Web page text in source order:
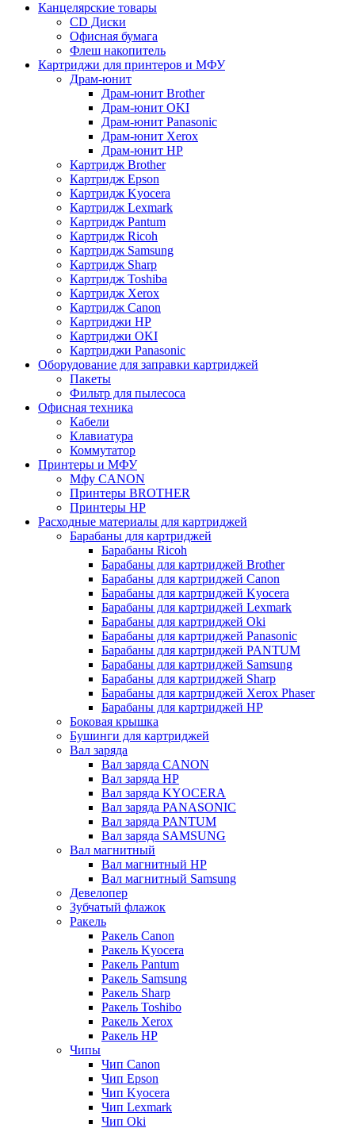
Канцелярские товары
CD Диски
Офисная бумага
Флеш накопитель
Картриджи для принтеров и МФУ
Драм-юнит
Драм-юнит Brother
Драм-юнит OKI
Драм-юнит Panasonic
Драм-юнит Xerox
Драм-юнит НР
Картридж Brother
Картридж Epson
Картридж Kyocera
Картридж Lexmark
Картридж Pantum
Картридж Ricoh
Картридж Samsung
Картридж Sharp
Картридж Toshiba
Картридж Xerox
Картридж Сanon
Картриджи HP
Картриджи OKI
Картриджи Panasonic
Оборудование для заправки картриджей
Пакеты
Фильтр для пылесоса
Офисная техника
Кабели
Клавиатура
Коммутатор
Принтеры и МФУ
Мфу CANON
Принтеры BROTHER
Принтеры HP
Расходные материалы для картриджей
Барабаны для картриджей
Барабаны Ricoh
Барабаны для картриджей Brother
Барабаны для картриджей Canon
Барабаны для картриджей Kyocera
Барабаны для картриджей Lexmark
Барабаны для картриджей Oki
Барабаны для картриджей Panasonic
Барабаны для картриджей PANTUM
Барабаны для картриджей Samsung
Барабаны для картриджей Sharp
Барабаны для картриджей Xerox Phaser
Барабаны для картриджей НР
Боковая крышка
Бушинги для картриджей
Вал заряда
Вал заряда CANON
Вал заряда HP
Вал заряда KYOCERA
Вал заряда PANASONIC
Вал заряда PANTUM
Вал заряда SAMSUNG
Вал магнитный
Вал магнитный HP
Вал магнитный Samsung
Девелопер
Зубчатый флажок
Ракель
Ракель Canon
Ракель Kyocera
Ракель Pantum
Ракель Samsung
Ракель Sharp
Ракель Toshibo
Ракель Xerox
Ракель НР
Чипы
Чип Canon
Чип Epson
Чип Kyocera
Чип Lexmark
Чип Oki